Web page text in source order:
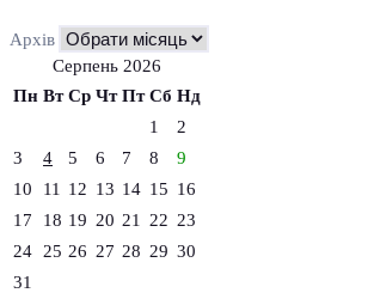
Архів
Серпень 2026
Пн Вт Ср Чт Пт Сб Нд
1
2
3
4 5 6 7 8
9
10
11 12 13 14 15 16
17
18 19 20 21 22 23
24
25 26 27 28 29 30
31